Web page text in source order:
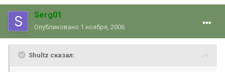
Serg01
Опубликовано 1 ноября, 2006
Shultz сказал: